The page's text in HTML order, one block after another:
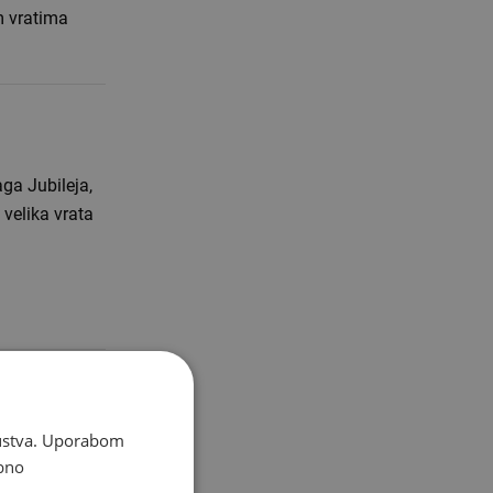
vratima
Jubileja,
vrata
daju
na
Uporabom